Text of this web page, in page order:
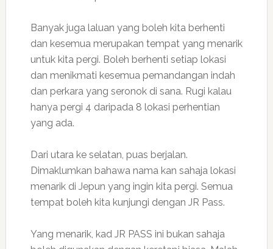
Banyak juga laluan yang boleh kita berhenti
dan kesemua merupakan tempat yang menarik
untuk kita pergi. Boleh berhenti setiap lokasi
dan menikmati kesemua pemandangan indah
dan perkara yang seronok di sana. Rugi kalau
hanya pergi 4 daripada 8 lokasi perhentian
yang ada.
Dari utara ke selatan, puas berjalan.
Dimaklumkan bahawa nama kan sahaja lokasi
menarik di Jepun yang ingin kita pergi. Semua
tempat boleh kita kunjungi dengan JR Pass.
Yang menarik, kad JR PASS ini bukan sahaja